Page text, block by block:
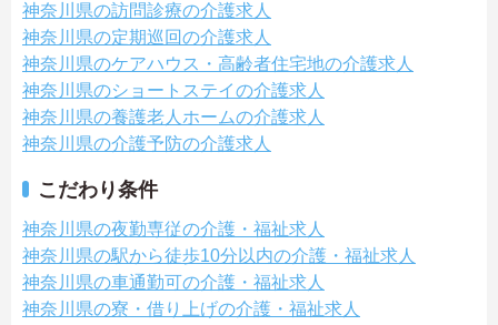
神奈川県の訪問診療の介護求人
神奈川県の定期巡回の介護求人
神奈川県のケアハウス・高齢者住宅地の介護求人
神奈川県のショートステイの介護求人
神奈川県の養護老人ホームの介護求人
神奈川県の介護予防の介護求人
こだわり条件
神奈川県の夜勤専従の介護・福祉求人
神奈川県の駅から徒歩10分以内の介護・福祉求人
神奈川県の車通勤可の介護・福祉求人
神奈川県の寮・借り上げの介護・福祉求人